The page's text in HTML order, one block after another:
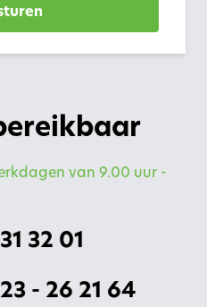
van 9.00 uur -
32 01
- 26 21 64